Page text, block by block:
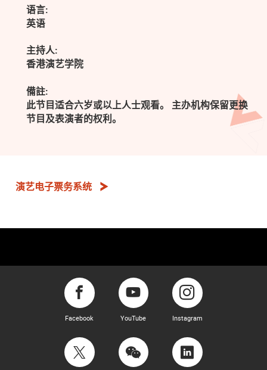
语言:
英语
主持人:
香港演艺学院
備註:
此节目适合六岁或以上人士观看。 主办机构保留更换
节目及表演者的权利。
演艺电子票务系统
Facebook YouTube Instagram